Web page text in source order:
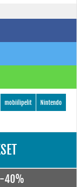
Nintendo
mobiilipelit
-40%